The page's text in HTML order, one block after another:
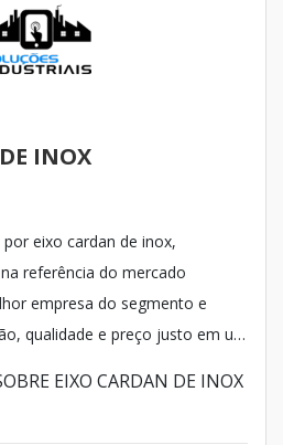
INOX
eixo cardan de inox,
referência do mercado
empresa do segmento e
qualidade e preço justo em um
EIXO CARDAN DE INOX